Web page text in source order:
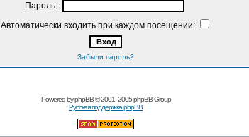
Пароль:
Автоматически входить при каждом посещении:
Забыли пароль?
Powered byphpBB© 2001, 2005 phpBB Group
Русская поддержка phpBB